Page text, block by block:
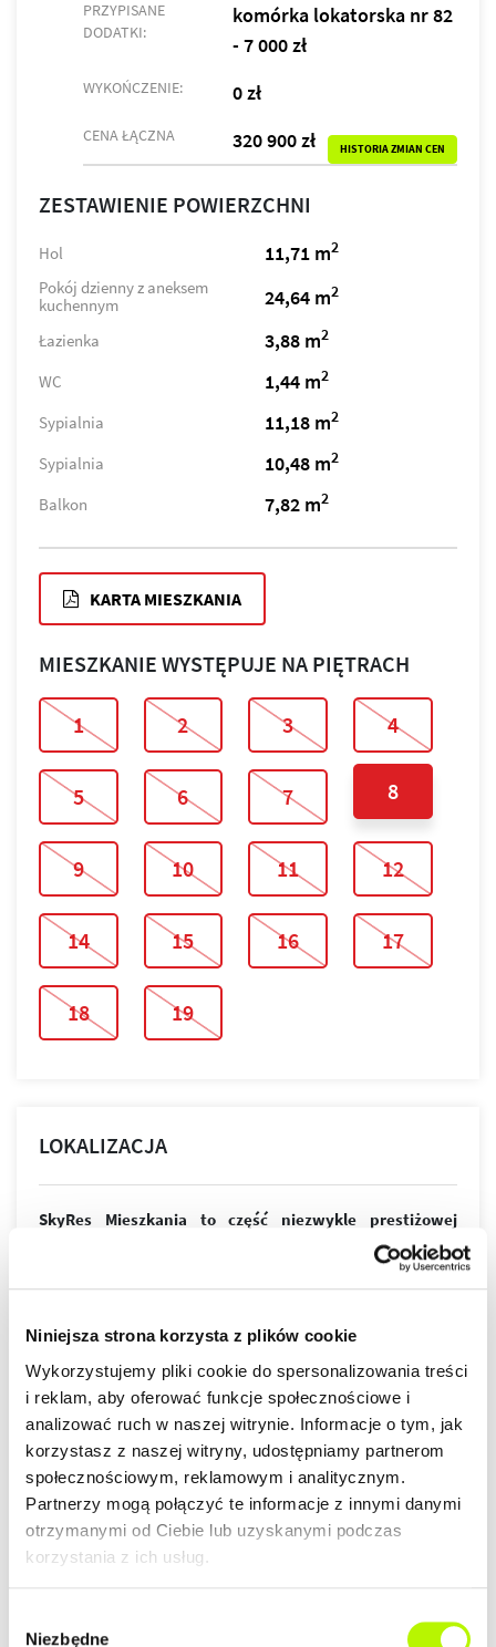
Niniejsza strona korzysta z plików cookie
Wykorzystujemy pliki cookie do spersonalizowania treści
i reklam, aby oferować funkcje społecznościowe i
analizować ruch w naszej witrynie. Informacje o tym, jak
korzystasz z naszej witryny, udostępniamy partnerom
społecznościowym, reklamowym i analitycznym.
Partnerzy mogą połączyć te informacje z innymi danymi
otrzymanymi od Ciebie lub uzyskanymi podczas
korzystania z ich usług.
Niezbędne
PRZYPISANE
DODATKI:
komórka lokatorska nr 82
- 7 000 zł
WYKOŃCZENIE: 0 zł
CENA ŁĄCZNA 320 900 zł HISTORIA ZMIAN CEN
ZESTAWIENIE POWIERZCHNI
Hol 11,71 m2
Pokój dzienny z aneksem
kuchennym
24,64 m2
Łazienka 3,88 m2
WC 1,44 m2
Sypialnia 11,18 m2
Sypialnia 10,48 m2
Balkon 7,82 m2
KARTA MIESZKANIA
MIESZKANIE WYSTĘPUJE NA PIĘTRACH
1 2 3 4
5 6 7 8
9 10 11 12
14 15 16 17
18 19
LOKALIZACJA
SkyRes Mieszkania to część niezwykle prestiżowej
inwestycji pod nazwą kompleks biurowo-mieszkaniowy
SkyRes. Wyjątkowa lokalizacja niemalże w samym sercu
Rzeszowa jest wprost idealna dla osób ceniących sobie
wysoki standard wykończenia, garaże podziemne
spełnią wymagania nawet najbardziej wymagających
klientów.
DOWIEDZ SIĘ WIĘCEJ O LOKALIZACJI
więcej
ZALETY LOKALIZACJI
lokalizacja w centrum
nowoczesna architektura
piękne widoki na Rzeszów